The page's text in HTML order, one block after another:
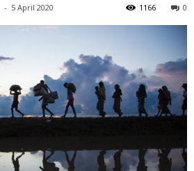
- 5 April 2020 0
1166